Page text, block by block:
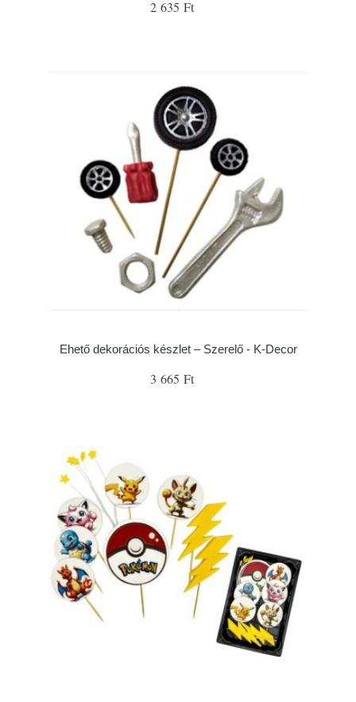
2 635 Ft
Ehető dekorációs készlet – Szerelő - K-Decor
3 665 Ft